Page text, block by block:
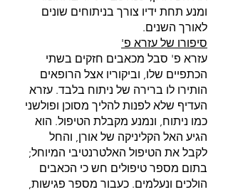
ומנע תחת ידיו צורך בניתוחים שונים
לאורך השנים.
סיפורו של עזרא פ'
עזרא פ' סבל מכאבים חזקים בשתי
הכתפיים שלו, וביקוריו אצל הרופאים
הותירו לו ברירה של ניתוח בלבד. עזרא
העדיף שלא לפנות להליך מסוכן ופולשני
כמו ניתוח, ונמנע מקבלת הטיפול. הוא
הגיע האל הקליניקה של אורן, והחל
לקבל את הטיפול האלטרנטיבי המיוחל;
בתום מספר טיפולים חש כי הכאבים
הולכים ונעלמים. כעבור מספר פגישות,